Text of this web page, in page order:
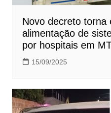
Novo decreto torna
alimentação de
por hospitais em
15/09/2025